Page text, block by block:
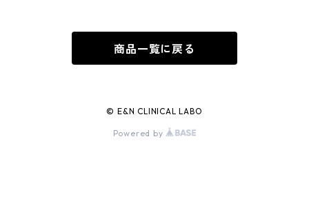
商品一覧に戻る
© E&N CLINICAL LABO
Powered by